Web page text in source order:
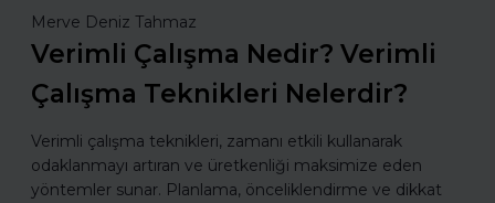
Merve Deniz Tahmaz
Verimli Çalışma Nedir? Verimli
Çalışma Teknikleri Nelerdir?
Verimli çalışma teknikleri, zamanı etkili kullanarak
odaklanmayı artıran ve üretkenliği maksimize eden
yöntemler sunar. Planlama, önceliklendirme ve dikkat